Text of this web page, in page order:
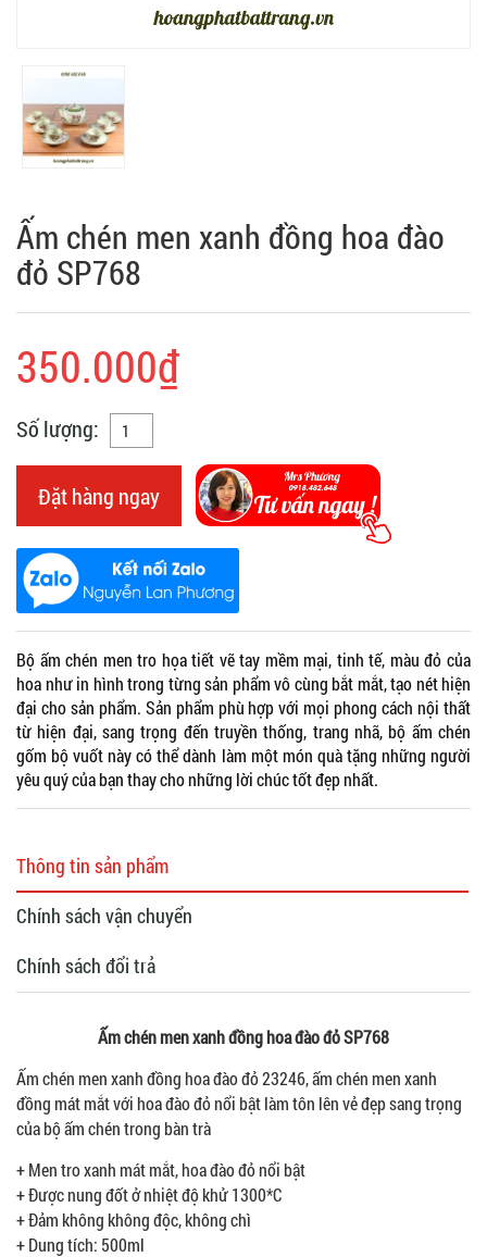
Ấm chén men xanh đồng hoa đào
đỏ SP768
350.000₫
Số lượng:
Đặt hàng ngay
Bộ ấm chén men tro họa tiết vẽ tay mềm mại, tinh tế, màu đỏ của
hoa như in hình trong từng sản phẩm vô cùng bắt mắt, tạo nét hiện
đại cho sản phẩm. Sản phẩm phù hợp với mọi phong cách nội thất
từ hiện đại, sang trọng đến truyền thống, trang nhã, bộ ấm chén
gốm bộ vuốt này có thể dành làm một món quà tặng những người
yêu quý của bạn thay cho những lời chúc tốt đẹp nhất.
Thông tin sản phẩm
Chính sách vận chuyển
Chính sách đổi trả
Ấm chén men xanh đồng hoa đào đỏ SP768
Ấm chén men xanh đồng hoa đào đỏ 23246, ấm chén men xanh
đồng mát mắt với hoa đào đỏ nổi bật làm tôn lên vẻ đẹp sang trọng
của bộ ấm chén trong bàn trà
+ Men tro xanh mát mắt, hoa đào đỏ nổi bật
+ Được nung đốt ở nhiệt độ khử 1300*C
+ Đảm không không độc, không chì
+ Dung tích: 500ml